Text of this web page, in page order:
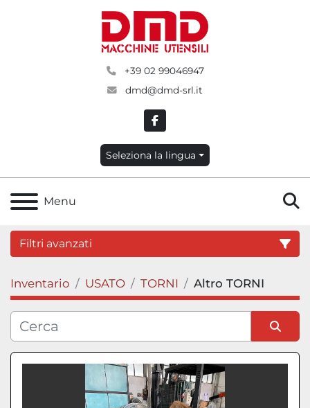
+39 02 99046947
dmd@dmd-srl.it
facebook
Seleziona la lingua
Menu
Filtri avanzati
Categoria
Condizione
Inventario USATO TORNI Altro TORNI
Ordina per